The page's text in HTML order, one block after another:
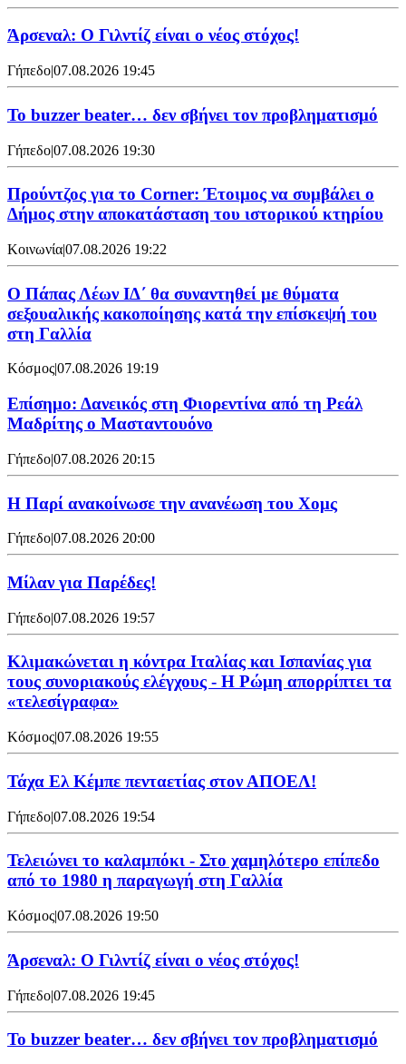
Άρσεναλ: Ο Γιλντίζ είναι ο νέος στόχος!
Γήπεδο|07.08.2026 19:45
Το buzzer beater… δεν σβήνει τoν προβληματισμό
Γήπεδο|07.08.2026 19:30
Προύντζος για το Corner: Έτοιμος να συμβάλει ο
Δήμος στην αποκατάσταση του ιστορικού κτηρίου
Κοινωνία|07.08.2026 19:22
Ο Πάπας Λέων ΙΔ΄ θα συναντηθεί με θύματα
σεξουαλικής κακοποίησης κατά την επίσκεψή του
στη Γαλλία
Κόσμος|07.08.2026 19:19
Επίσημο: Δανεικός στη Φιορεντίνα από τη Ρεάλ
Μαδρίτης ο Μασταντουόνο
Γήπεδο|07.08.2026 20:15
Η Παρί ανακοίνωσε την ανανέωση του Χομς
Γήπεδο|07.08.2026 20:00
Μίλαν για Παρέδες!
Γήπεδο|07.08.2026 19:57
Κλιμακώνεται η κόντρα Ιταλίας και Ισπανίας για
τους συνοριακούς ελέγχους - Η Ρώμη απορρίπτει τα
«τελεσίγραφα»
Κόσμος|07.08.2026 19:55
Τάχα Ελ Κέμπε πενταετίας στον ΑΠΟΕΛ!
Γήπεδο|07.08.2026 19:54
Τελειώνει το καλαμπόκι - Στο χαμηλότερο επίπεδο
από το 1980 η παραγωγή στη Γαλλία
Κόσμος|07.08.2026 19:50
Άρσεναλ: Ο Γιλντίζ είναι ο νέος στόχος!
Γήπεδο|07.08.2026 19:45
Το buzzer beater… δεν σβήνει τoν προβληματισμό